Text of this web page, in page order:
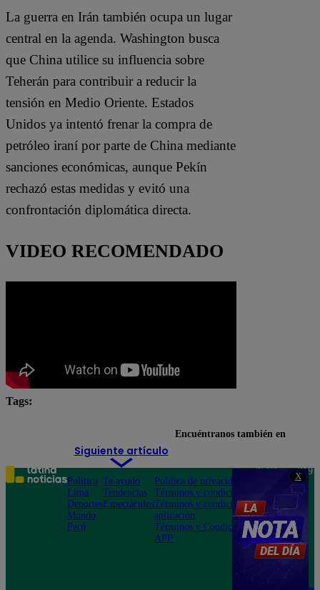
X
La guerra en Irán también ocupa un lugar
central en la agenda. Washington busca
que China utilice su influencia sobre
Teherán para contribuir a reducir la
tensión en Medio Oriente. Estados
Unidos ya intentó frenar la compra de
petróleo iraní por parte de China mediante
sanciones económicas, aunque Pekín
rechazó estas medidas y evitó una
confrontación diplomática directa.
VIDEO RECOMENDADO
Tags:
Siguiente artículo
Encuéntranos también en
Política
Lima
Deportes
Mundo
Perú
Te ayudo
Tendencias
Espectáculos
Política de privacidad
Términos y condiciones
Términos y condiciones
aplicación
Términos y Condiciones
APP
Teléfono: 219
Av. San
Felipe 968
Jesús María